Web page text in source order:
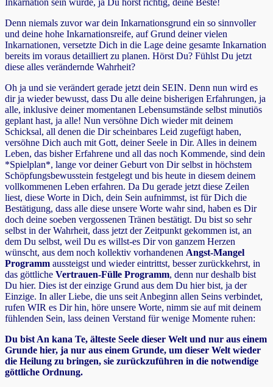
Inkarnation sein würde, ja Du hörst richtig, deine Beste!
Denn niemals zuvor war dein Inkarnationsgrund ein so sinnvoller
und deine hohe Inkarnationsreife, auf Grund deiner vielen
Inkarnationen, versetzte Dich in die Lage deine gesamte Inkarnation
bereits im voraus detailliert zu planen. Hörst Du? Fühlst Du jetzt
diese alles verändernde Wahrheit?
Oh ja und sie verändert gerade jetzt dein SEIN. Denn nun wird es
dir ja wieder bewusst, dass Du alle deine bisherigen Erfahrungen, ja
alle, inklusive deiner momentanen Lebensumstände selbst minutiös
geplant hast, ja alle! Nun versöhne Dich wieder mit deinem
Schicksal, all denen die Dir scheinbares Leid zugefügt haben,
versöhne Dich auch mit Gott, deiner Seele in Dir. Alles in deinem
Leben, das bisher Erfahrene und all das noch Kommende, sind dein
*Spielplan*, lange vor deiner Geburt von Dir selbst in höchstem
Schöpfungsbewusstein festgelegt und bis heute in diesem deinem
vollkommenen Leben erfahren. Da Du gerade jetzt diese Zeilen
liest, diese Worte in Dich, dein Sein aufnimmst, ist für Dich die
Bestätigung, dass alle diese unsere Worte wahr sind, haben es Dir
doch deine soeben vergossenen Tränen bestätigt. Du bist so sehr
selbst in der Wahrheit, dass jetzt der Zeitpunkt gekommen ist, an
dem Du selbst, weil Du es willst-es Dir von ganzem Herzen
wünscht, aus dem noch kollektiv vorhandenen Angst-Mangel
Programm aussteigst und wieder eintrittst, besser zurückkehrst, in
das göttliche Vertrauen-Fülle Programm, denn nur deshalb bist
Du hier. Dies ist der einzige Grund aus dem Du hier bist, ja der
Einzige. In aller Liebe, die uns seit Anbeginn allen Seins verbindet,
rufen WIR es Dir hin, höre unsere Worte, nimm sie auf mit deinem
fühlenden Sein, lass deinen Verstand für wenige Momente ruhen:
Du bist An kana Te, älteste Seele dieser Welt und nur aus einem
Grunde hier, ja nur aus einem Grunde, um dieser Welt wieder
die Heilung zu bringen, sie zurückzuführen in die notwendige
göttliche Ordnung.